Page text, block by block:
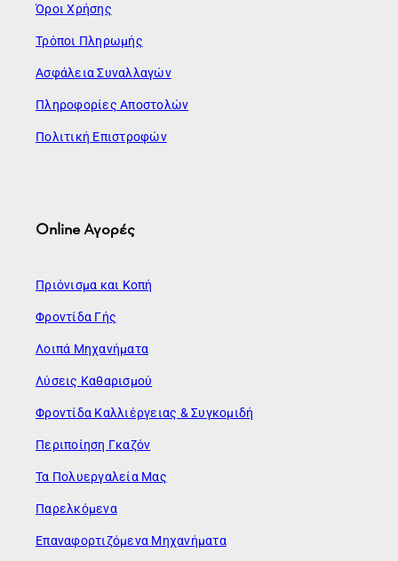
Όροι Χρήσης
Τρόποι Πληρωμής
Ασφάλεια Συναλλαγών
Πληροφορίες Αποστολών
Πολιτική Επιστροφών
Online Αγορές
Πριόνισμα και Κοπή
Φροντίδα Γής
Λοιπά Μηχανήματα
Λύσεις Καθαρισμού
Φροντίδα Καλλιέργειας & Συγκομιδή
Περιποίηση Γκαζόν
Τα Πολυεργαλεία Μας
Παρελκόμενα
Επαναφορτιζόμενα Μηχανήματα